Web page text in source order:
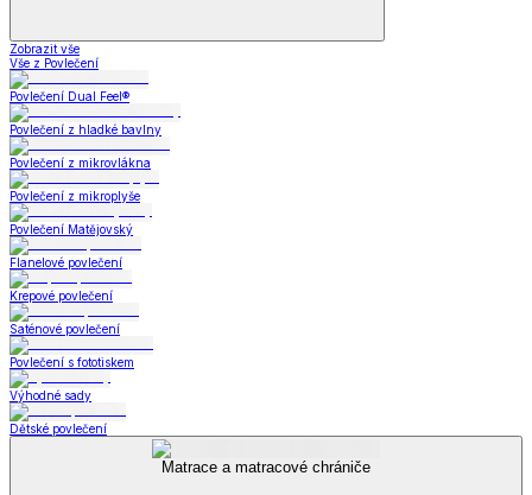
Zobrazit vše
Vše z Povlečení
Povlečení Dual Feel®
Povlečení z hladké bavlny
Povlečení z mikrovlákna
Povlečení z mikroplyše
Povlečení Matějovský
Flanelové povlečení
Krepové povlečení
Saténové povlečení
Povlečení s fototiskem
Výhodné sady
Dětské povlečení
Matrace a matracové chrániče